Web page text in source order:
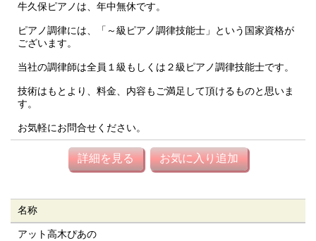
牛久保ピアノは、年中無休です。
ピアノ調律には、「～級ピアノ調律技能士」という国家資格が
ございます。
当社の調律師は全員１級もしくは２級ピアノ調律技能士です。
技術はもとより、料金、内容もご満足して頂けるものと思いま
す。
お気軽にお問合せください。
詳細を見る お気に入り追加
名称
アット高木ぴあの